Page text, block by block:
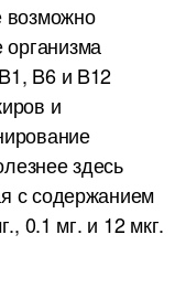
возможно
B6 и B12
и
здесь
с содержанием
0.1 мг. и 12 мкг.